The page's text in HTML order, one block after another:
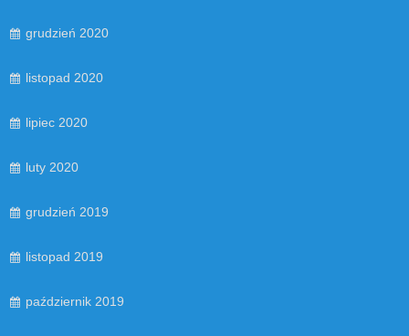
grudzień 2020
listopad 2020
lipiec 2020
luty 2020
grudzień 2019
listopad 2019
październik 2019